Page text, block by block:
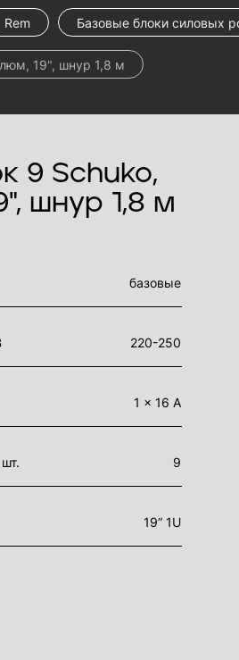
Rem Базовые блоки силовых
19", шнур 1,8 м
9 Schuko,
шнур 1,8 м
базовые
220-250
1 × 16 А
9
19” 1U